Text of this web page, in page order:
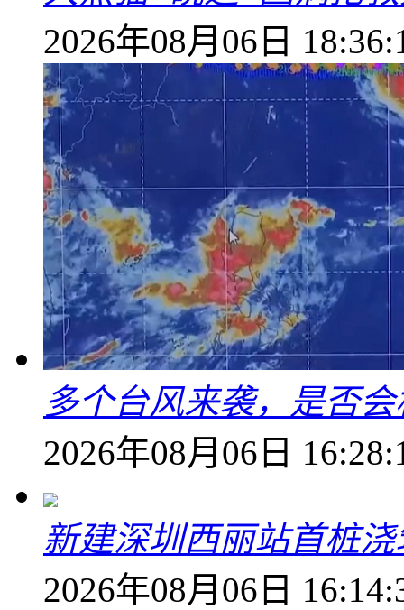
2026年08月06日
多个台风来袭，是否
2026年08月06日
新建深圳西丽站首桩
2026年08月06日